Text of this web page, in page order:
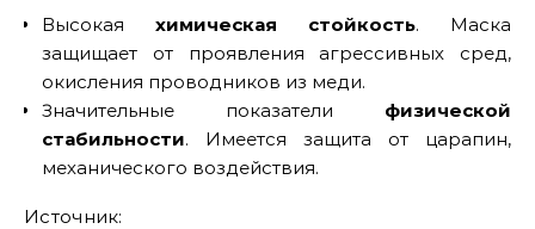
Высокая химическая стойкость. Маска
защищает от проявления агрессивных сред,
окисления проводников из меди.
Значительные показатели физической
стабильности. Имеется защита от царапин,
механического воздействия.
Источник: